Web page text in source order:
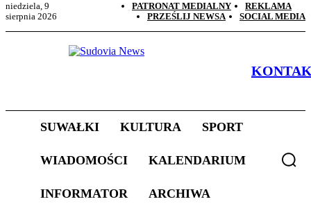
niedziela, 9
sierpnia 2026
PATRONAT MEDIALNY
REKLAMA
PRZEŚLIJ NEWSA
SOCIAL MEDIA
SUWAŁKI KULTURA SPORT
WIADOMOŚCI KALENDARIUM
INFORMATOR ARCHIWA